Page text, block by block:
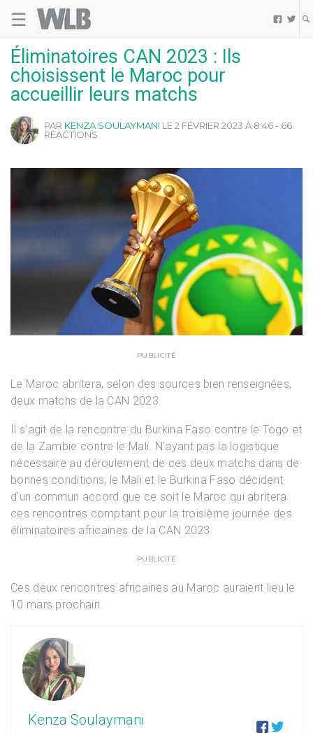
☰  
Éliminatoires CAN 2023 : Ils
choisissent le Maroc pour
accueillir leurs matchs
PAR KENZA SOULAYMANI LE 2 FÉVRIER 2023 À 8:46 - 66
RÉACTIONS
PUBLICITÉ
Le Maroc abritera, selon des sources bien renseignées,
deux matchs de la CAN 2023.
Il s’agit de la rencontre du Burkina Faso contre le Togo et
de la Zambie contre le Mali. N’ayant pas la logistique
nécessaire au déroulement de ces deux matchs dans de
bonnes conditions, le Mali et le Burkina Faso décident
d’un commun accord que ce soit le Maroc qui abritera
ces rencontres comptant pour la troisième journée des
éliminatoires africaines de la CAN 2023.
PUBLICITÉ
Ces deux rencontres africaines au Maroc auraient lieu le
10 mars prochain.
Kenza Soulaymani 
